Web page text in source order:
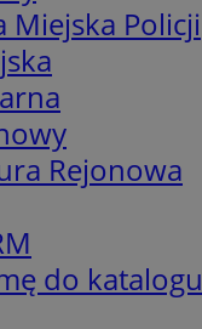
Miejska Policji
Rejonowa
do katalogu